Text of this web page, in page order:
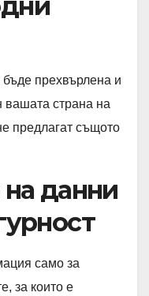
прехвърлена и
вашата страна на
предлагат същото
данни
само за
за които е